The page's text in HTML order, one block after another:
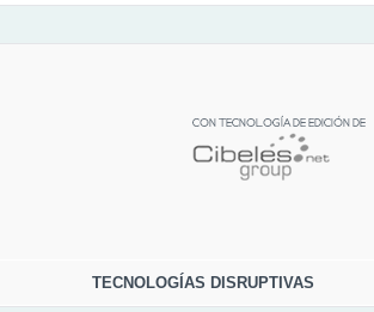
TECNOLOGÍAS DISRUPTIVAS